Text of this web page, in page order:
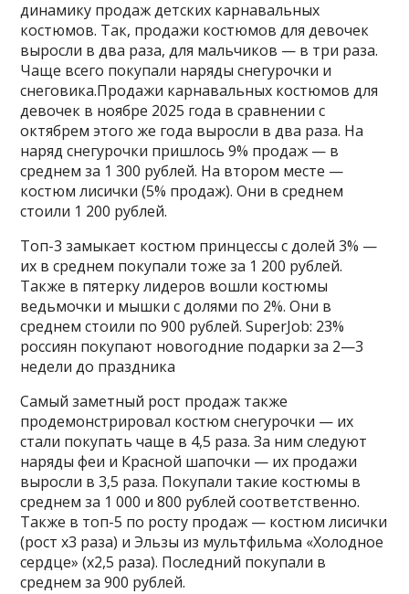
динамику продаж детских карнавальных
костюмов. Так, продажи костюмов для девочек
выросли в два раза, для мальчиков — в три раза.
Чаще всего покупали наряды снегурочки и
снеговика.Продажи карнавальных костюмов для
девочек в ноябре 2025 года в сравнении с
октябрем этого же года выросли в два раза. На
наряд снегурочки пришлось 9% продаж — в
среднем за 1 300 рублей. На втором месте —
костюм лисички (5% продаж). Они в среднем
стоили 1 200 рублей.
Топ-3 замыкает костюм принцессы с долей 3% —
их в среднем покупали тоже за 1 200 рублей.
Также в пятерку лидеров вошли костюмы
ведьмочки и мышки с долями по 2%. Они в
среднем стоили по 900 рублей. SuperJob: 23%
россиян покупают новогодние подарки за 2—3
недели до праздника
Самый заметный рост продаж также
продемонстрировал костюм снегурочки — их
стали покупать чаще в 4,5 раза. За ним следуют
наряды феи и Красной шапочки — их продажи
выросли в 3,5 раза. Покупали такие костюмы в
среднем за 1 000 и 800 рублей соответственно.
Также в топ-5 по росту продаж — костюм лисички
(рост х3 раза) и Эльзы из мультфильма «Холодное
сердце» (х2,5 раза). Последний покупали в
среднем за 900 рублей.